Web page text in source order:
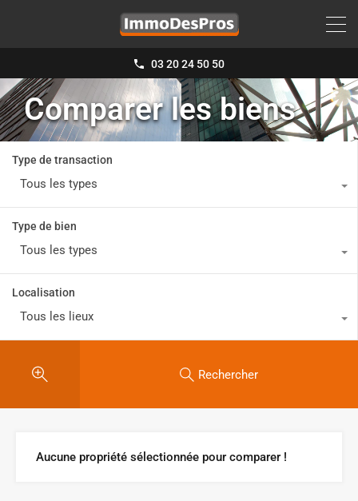
03 20 24 50 50
Comparer les biens
Type de transaction
Tous les types
Type de bien
Tous les types
Localisation
Tous les lieux
Rechercher
Aucune propriété sélectionnée pour comparer !